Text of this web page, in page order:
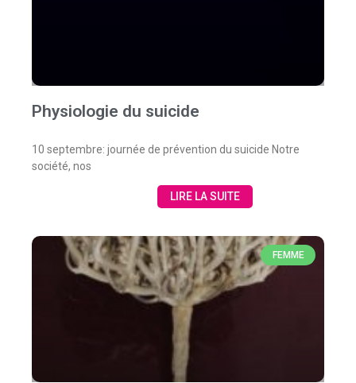
Physiologie du suicide
10 septembre: journée de prévention du suicide Notre
société, nos
LIRE LA SUITE
FEMME